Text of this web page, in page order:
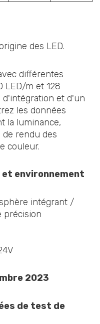
des LED.
différentes
LED/m et 128
d'intégration et d'un
les données
la luminance,
de rendu des
couleur.
et environnement
intégrant /
précision
2023
de test de